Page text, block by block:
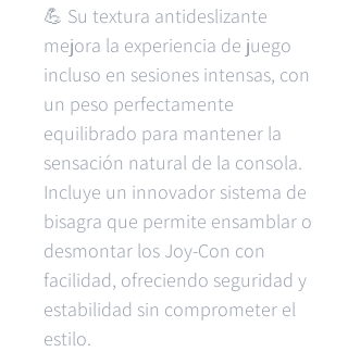
💪 Su textura antideslizante
mejora la experiencia de juego
incluso en sesiones intensas, con
un peso perfectamente
equilibrado para mantener la
sensación natural de la consola.
Incluye un innovador sistema de
bisagra que permite ensamblar o
desmontar los Joy-Con con
facilidad, ofreciendo seguridad y
estabilidad sin comprometer el
estilo.